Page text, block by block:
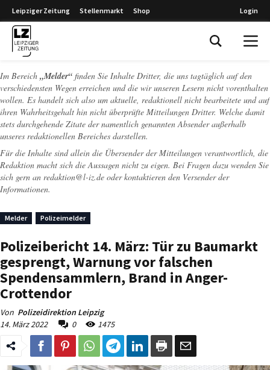
Leipziger Zeitung Stellenmarkt Shop Login
Im Bereich „Melder“ finden Sie Inhalte Dritter, die uns tagtäglich auf den
verschiedensten Wegen erreichen und die wir unseren Lesern nicht vorenthalten
wollen. Es handelt sich also um aktuelle, redaktionell nicht bearbeitete und auf
ihren Wahrheitsgehalt hin nicht überprüfte Mitteilungen Dritter. Welche damit
stets durchgehende Zitate der namentlich genannten Absender außerhalb
unseres redaktionellen Bereiches darstellen.
Für die Inhalte sind allein die Übersender der Mitteilungen verantwortlich, die
Redaktion macht sich die Aussagen nicht zu eigen. Bei Fragen dazu wenden Sie
sich gern an redaktion@l-iz.de oder kontaktieren den Versender der
Informationen.
Melder Polizeimelder
Polizeibericht 14. März: Tür zu Baumarkt
gesprengt, Warnung vor falschen
Spendensammlern, Brand in Anger-
Crottendor
Von Polizeidirektion Leipzig
14. März 2022
0 1475